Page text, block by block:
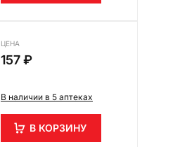
ЦЕНА
157 ₽
В наличии в 5 аптеках
В КОРЗИНУ